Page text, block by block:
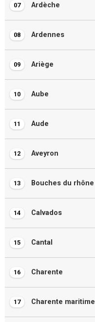
07 Ardèche
08 Ardennes
09 Ariège
10 Aube
11 Aude
12 Aveyron
13 Bouches du rhône
14 Calvados
15 Cantal
16 Charente
17 Charente maritime